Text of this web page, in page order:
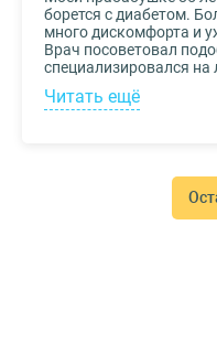
борется с диабетом.
много дискомфорта и
Врач посоветовал
специализировался
диабетом. К выбору
серьезностью, важно
окружили заботой.
пансионат для
соседнем районе,
Читать ещё